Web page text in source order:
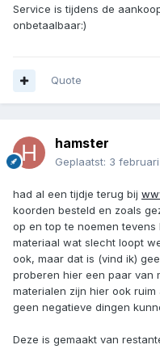
Service is tijdens de
onbetaalbaar:)
Quote
hamster
Geplaatst: 3
had al een tijdje terug bij
koorden besteld en zoals
op en top te noemen tevens
materiaal wat slecht loopt
ook, maar dat is (vind ik)
proberen hier een paar van
materialen zijn hier ook
geen negatieve dingen
Deze is gemaakt van